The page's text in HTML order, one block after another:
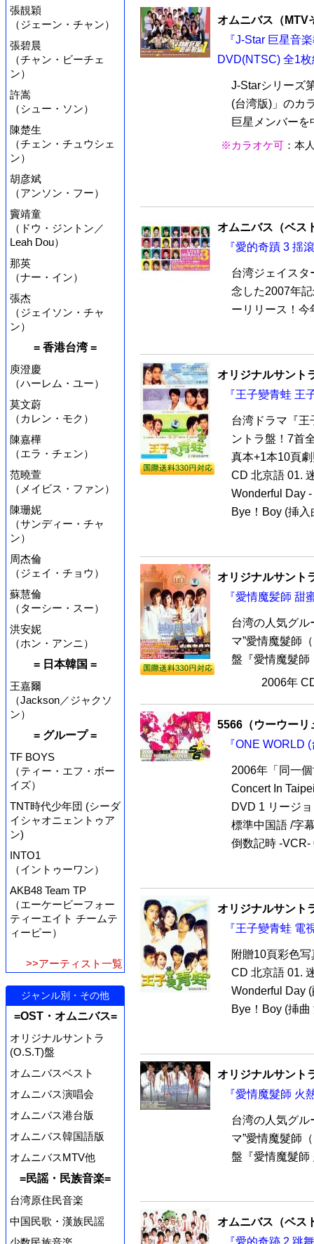
張靚穎
（ジェーン・チャン）
張碧晨
（チャン・ビーチェ
ン）
許嵩
（シュー・ソン）
陳楚生
（チェン・チュウシェ
ン）
胡彦斌
（アンソン・フー）
竇靖童
（ドウ・ジントン／
Leah Dou）
那英
（ナー・イン）
張杰
（ジェイソン・チャ
ン）
= 香港台湾 =
庾澄慶
（ハーレム・ユー）
莫文蔚
（カレン・モク）
陳嘉樺
（エラ・チェン）
范曉萱
（メイビス・ファン）
陳珊妮
（サンディー・チャ
ン）
周杰倫
（ジェイ・チョウ）
蘇慧倫
（ターシー・スー）
洪安妮
（ホン・アンニ）
= 日本韓国 =
王嘉爾
（Jackson／ジャクソ
ン）
= グループ =
TF BOYS
（ティー・エフ・ボー
イズ）
TNT時代少年団 (シーダ
イシャオニェントゥア
ン)
INTO1
（イントゥーワン）
AKB48 Team TP
（エーケービーフォー
ティーエイト チームテ
ィーピー）
>>アーティスト一覧
ジャンル別・その他
=OST・オムニバス=
オリジナルサントラ
(O.S.T)盤
オムニバスベスト
オムニバス演唱会
オムニバス港台版
オムニバス韓国語版
オムニバスMTV他
=民謡・民族音楽=
台湾原住民音楽
中国民歌・漢族民謡
オムニバス（MTV
『J-Star 巨星音
DVD(NTSC) 全1枚
J-Starシリーズ
(台湾版)」のカ
巨星メンバーを
※カラオケ可 ：本
オムニバス（ベス
『愛的奇蹟 3 揺
台湾ジェイスタ
念した2007年
ーリリース！今
オリジナルサント
『王子變青蛙 王
台湾ドラマ『王
ントラ盤！7首
真本+1本10頁
CD 北京語 01.
Wonderful Day
Bye！Boy (挿
オリジナルサント
『愛情魔髪師 甜
台湾の人気グ
マ”愛情魔髮師
盤『愛情魔髮師
2006年
5566（ウーウーリ
『ONE WORLD
2006年「同一
Concert In
DVD 1 リージ
標準中国語 /字
倒数記時 -VCR-
オリジナルサント
『王子變青蛙
附贈10頁彩色
CD 北京語 01.
Wonderful Day
Bye！Boy (挿
オリジナルサント
『愛情魔髮師 火
台湾の人気グ
マ”愛情魔髮師
盤『愛情魔髮師
オムニバス（ベス